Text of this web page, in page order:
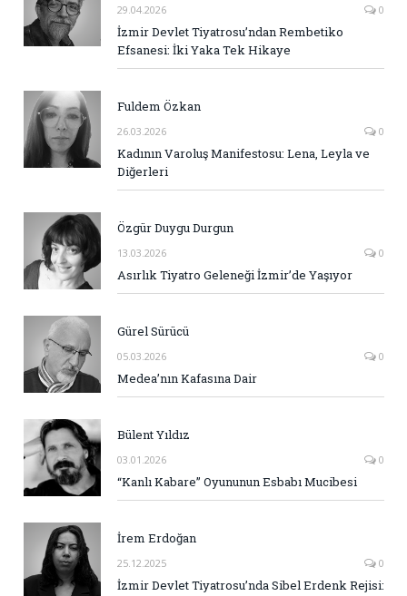
29.04.2026 0
İzmir Devlet Tiyatrosu’ndan Rembetiko
Efsanesi: İki Yaka Tek Hikaye
Fuldem Özkan
26.03.2026 0
Kadının Varoluş Manifestosu: Lena, Leyla ve
Diğerleri
Özgür Duygu Durgun
13.03.2026 0
Asırlık Tiyatro Geleneği İzmir’de Yaşıyor
Gürel Sürücü
05.03.2026 0
Medea’nın Kafasına Dair
Bülent Yıldız
03.01.2026 0
“Kanlı Kabare” Oyununun Esbabı Mucibesi
İrem Erdoğan
25.12.2025 0
İzmir Devlet Tiyatrosu’nda Sibel Erdenk Rejisi: